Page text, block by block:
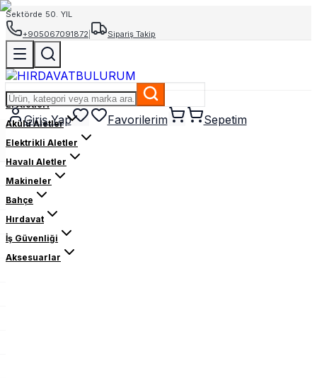
Sektörde 50. YIL
+905067091872
Sipariş Takip
Giriş Yap Favorilerim Sepetim
El Aletleri
Akülü Aletler
Elektrikli Aletler
Havalı Aletler
Makineler
Bahçe
Hırdavat
İş Güvenliği
Aksesuarlar